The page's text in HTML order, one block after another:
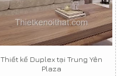
Thiết kế Duplex tại Trung Yên
Plaza